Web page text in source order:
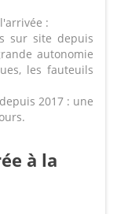
:
sur site depuis
autonomie
les fauteuils
2017 : une
à la